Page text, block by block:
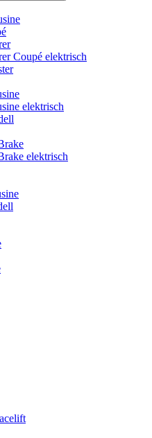
Coupé elektrisch
elektrisch
elektrisch